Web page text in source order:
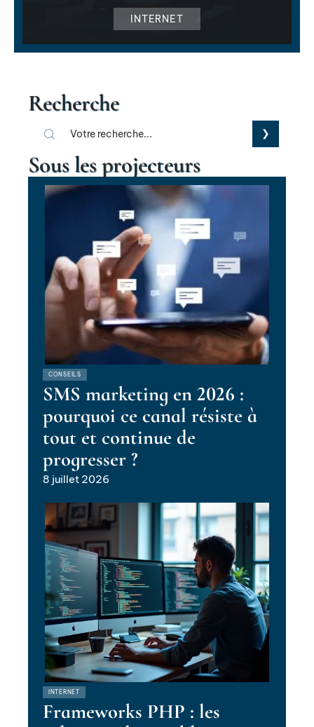
INTERNET
Recherche
Sous les projecteurs
CONSEILS
SMS marketing en 2026 :
pourquoi ce canal résiste à
tout et continue de
progresser ?
8 juillet 2026
INTERNET
Frameworks PHP : les